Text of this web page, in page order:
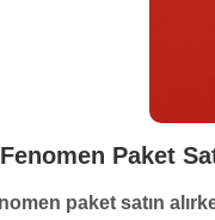
Paket
paket satın